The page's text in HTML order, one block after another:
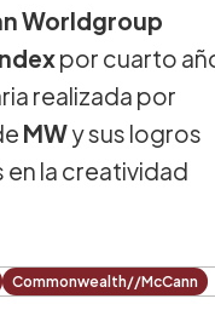
Worldgroup
por cuarto
realizada por
MWy sus logros
la creatividad
Commonwealth//McCann